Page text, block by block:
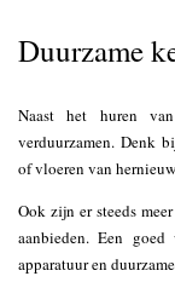
Duurzame
Naast het huren
verduurzamen. Denk
of vloeren van
Ook zijn er steeds
aanbieden. Een
apparatuur en